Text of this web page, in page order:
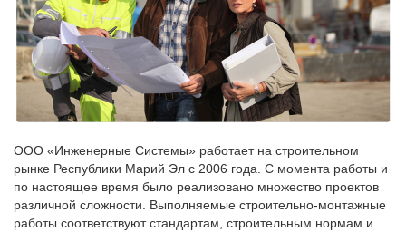
ООО «Инженерные Системы» работает на строительном
рынке Республики Марий Эл с 2006 года. С момента работы и
по настоящее время было реализовано множество проектов
различной сложности. Выполняемые строительно-монтажные
работы соответствуют стандартам, строительным нормам и